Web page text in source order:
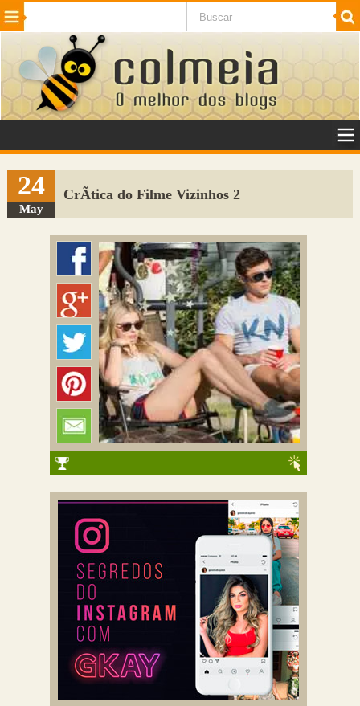
Beleza Cinema e TV
Internet Jogos NotÃ­cias SaÃºde
VeÃ­culos Adulto
Sugerir Link
Adicionar Blog
Colmeia Exchange
Perguntas Frequentes
24
May
CrÃ­tica do Filme Vizinhos 2